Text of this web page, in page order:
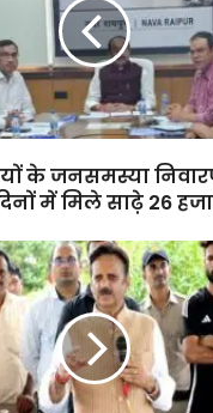
के जनसमस्या
में मिले साढ़े 26